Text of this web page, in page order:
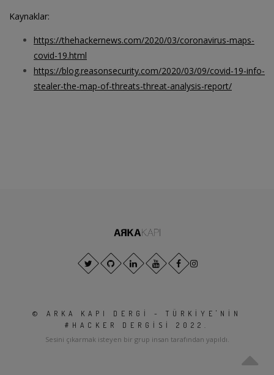
Kaynaklar:
https://thehackernews.com/2020/03/coronavirus-maps-
covid-19.html
https://blog.reasonsecurity.com/2020/03/09/covid-19-info-
stealer-the-map-of-threats-threat-analysis-report/
© ARKA KAPI DERGI - TÜRKIYE'NIN
#HACKER DERGISI 2022.
Sesini çıkarmak isteyen bir grup insan tarafından yapıldı.